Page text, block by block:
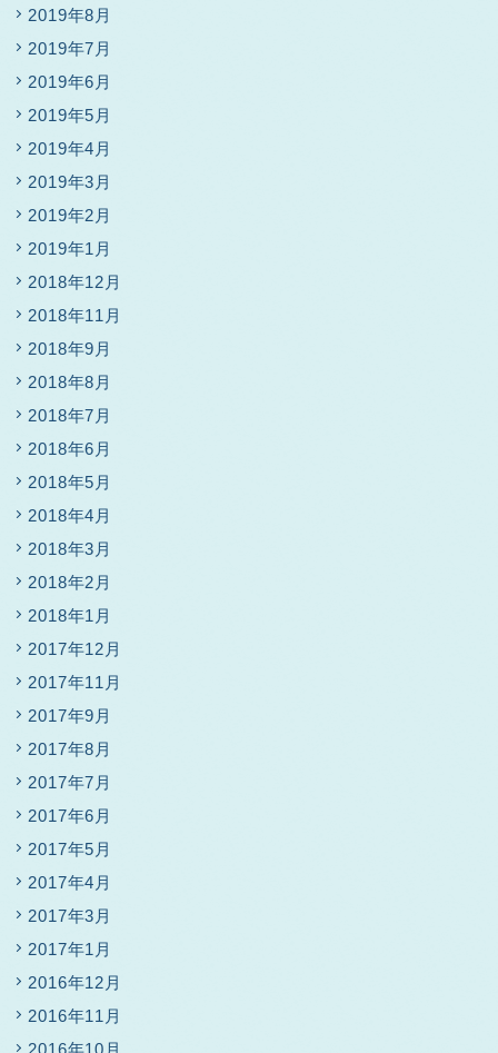
2019年8月
2019年7月
2019年6月
2019年5月
2019年4月
2019年3月
2019年2月
2019年1月
2018年12月
2018年11月
2018年9月
2018年8月
2018年7月
2018年6月
2018年5月
2018年4月
2018年3月
2018年2月
2018年1月
2017年12月
2017年11月
2017年9月
2017年8月
2017年7月
2017年6月
2017年5月
2017年4月
2017年3月
2017年1月
2016年12月
2016年11月
2016年10月